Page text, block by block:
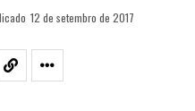
12 de setembro de 2017